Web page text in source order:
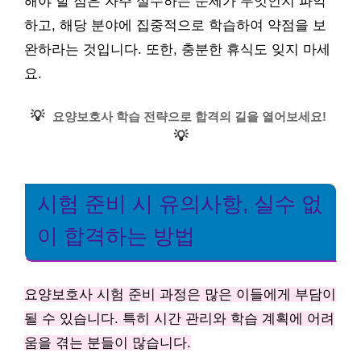
하고, 해당 분야에 집중적으로 학습하여 약점을 보
완하라는 것입니다. 또한, 충분한 휴식도 잊지 마세
요.
💡 요양보호사 학습 전략으로 합격의 길을 열어보세요!
💡
시험 준비 시 유의사항, 실수 없
이 합격하는 방법
요양보호사 시험 준비 과정은 많은 이들에게 부담이
될 수 있습니다. 특히 시간 관리와 학습 계획에 어려
움을 겪는 분들이 많습니다.